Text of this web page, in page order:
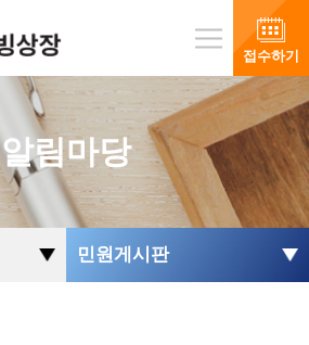
접수하기
알림마당
민원게시판